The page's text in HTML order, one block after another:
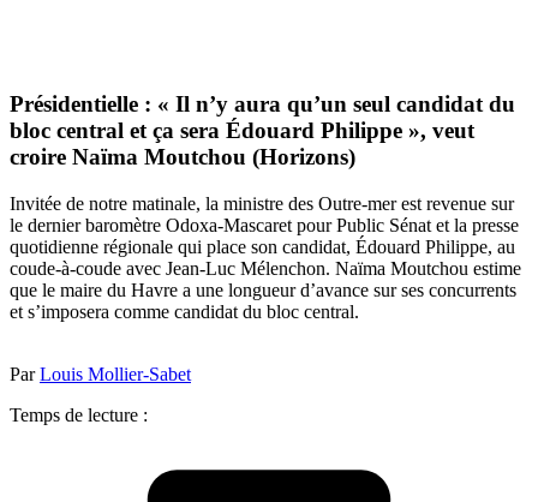
Présidentielle : « Il n’y aura qu’un seul candidat du
bloc central et ça sera Édouard Philippe », veut
croire Naïma Moutchou (Horizons)
Invitée de notre matinale, la ministre des Outre-mer est revenue sur
le dernier baromètre Odoxa-Mascaret pour Public Sénat et la presse
quotidienne régionale qui place son candidat, Édouard Philippe, au
coude-à-coude avec Jean-Luc Mélenchon. Naïma Moutchou estime
que le maire du Havre a une longueur d’avance sur ses concurrents
et s’imposera comme candidat du bloc central.
ParLouis Mollier-Sabet
Temps de lecture :